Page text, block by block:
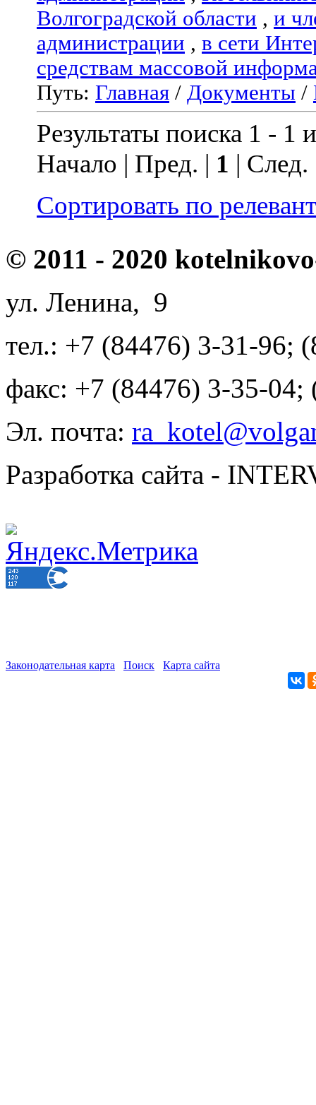
Волгоградской области , и
администрации , в сети
средствам массовой
Путь: Главная / Документы /
Результаты поиска 1 - 1
Начало | Пред. | 1 |
Сортировать по
© 2011 - 2020
ул. Ленина, 9
тел.: +7 (84476) 3-31-96;
факс: +7 (84476) 3-35-04;
Эл. почта:
Разработка сайта -
Законодательная карта Поиск Карта сайта